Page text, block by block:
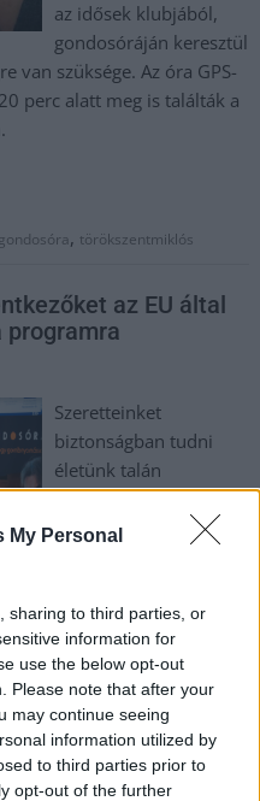
My Personal
sharing to third parties, or
information for
use the below opt-out
Please note that after your
may continue seeing
information utilized by
to third parties prior to
opt-out of the further
az idősek klubjából,
gondosóráján keresztül
van szüksége. Az óra GPS-
perc alatt meg is találták a
gondosóra, törökszentmiklós
az EU által
programra
Szeretteinket
biztonságban tudni
életünk talán
legfontosabb kérdése.
Éppen ezért bír kiemelt
Európában egyedülálló
életévét betöltött,
önálló életvitelű magyar
jogon igényelheti az
azonnali összeköttetést
Az idős emberek számára
a